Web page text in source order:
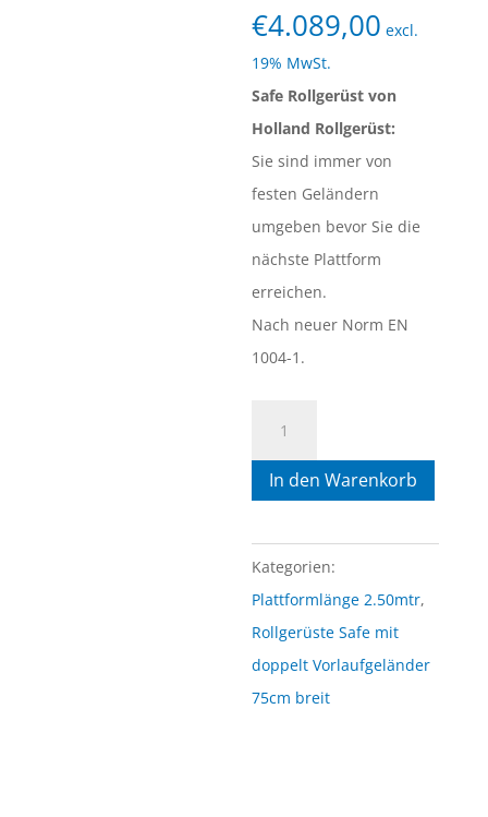
€4.089,00 excl.
19% MwSt.
Safe Rollgerüst von
Holland Rollgerüst:
Sie sind immer von
festen Geländern
umgeben bevor Sie die
nächste Plattform
erreichen.
Nach neuer Norm EN
1004-1.
Rollgerüst
x
2.50mtr
x
9.20mtr
AH
freistehend
In den Warenkorb
Kategorien:
Plattformlänge 2.50mtr,
Rollgerüste Safe mit
doppelt Vorlaufgeländer
75cm breit